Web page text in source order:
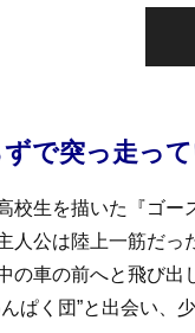
で突っ走っ
校生を描いた『ゴ
人公は陸上一筋だ
の車の前へと飛び
ぱく団”と出会い、